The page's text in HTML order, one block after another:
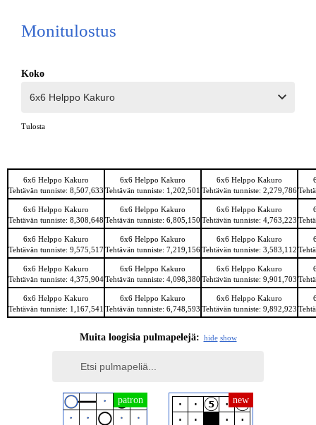
Monitulostus
Koko
Tulosta
6x6 Helppo Kakuro
Tehtävän tunniste: 8,507,633
6x6 Helppo Kakuro
Tehtävän tunniste: 1,202,501
6x6 Helppo Kakuro
Tehtävän tunniste: 2,279,786
6x6 Helppo Kakuro
Tehtävän tunniste: 8,308,648
6x6 Helppo Kakuro
Tehtävän tunniste: 6,805,150
6x6 Helppo Kakuro
Tehtävän tunniste: 4,763,223
6x6 Helppo Kakuro
Tehtävän tunniste: 9,575,517
6x6 Helppo Kakuro
Tehtävän tunniste: 7,219,156
6x6 Helppo Kakuro
Tehtävän tunniste: 3,583,112
6x6 Helppo Kakuro
Tehtävän tunniste: 4,375,904
6x6 Helppo Kakuro
Tehtävän tunniste: 4,098,380
6x6 Helppo Kakuro
Tehtävän tunniste: 9,901,703
6x6 Helppo Kakuro
Tehtävän tunniste: 1,167,541
6x6 Helppo Kakuro
Tehtävän tunniste: 6,748,593
6x6 Helppo Kakuro
Tehtävän tunniste: 9,892,923
Muita loogisia pulmapelejä: hide show